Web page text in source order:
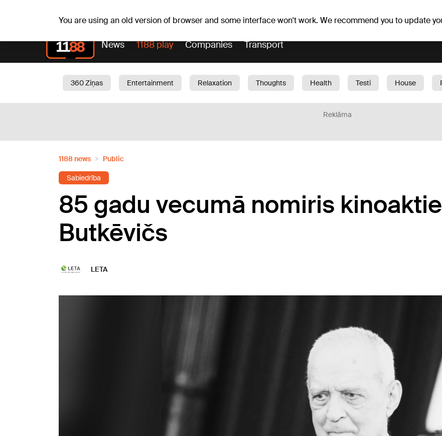
You are using an old version of browser and some interface won't work. We recommend you to update
News 1188 play Companies Transport
360 Ziņas Entertainment Relaxation Thoughts Health Testi House
Reklāma
1188 news Public
Sabiedrība
85 gadu vecumā nomiris
Butkēvičs
LETA